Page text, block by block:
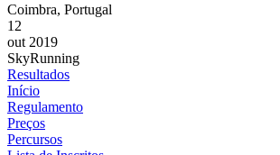
Coimbra, Portugal
12
out 2019
SkyRunning
Resultados
Início
Regulamento
Preços
Percursos